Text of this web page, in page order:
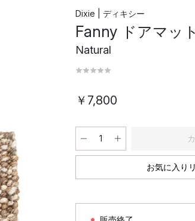
Dixie | ディキシー
Fanny ドアマッ
Natural
￥7,800
お気に入り